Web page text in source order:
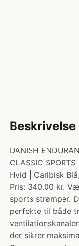
Beskrivelse
DANISH
CLASSIC SPORTS
Hvid | Caribisk
Pris: 340.00 kr.
sports strømper.
perfekte til både
der sikrer